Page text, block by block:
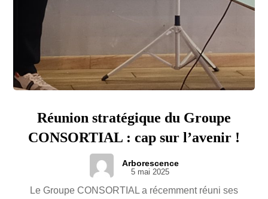
Réunion stratégique du Groupe
CONSORTIAL : cap sur l’avenir !
Arborescence
5 mai 2025
Le Groupe CONSORTIAL a récemment réuni ses